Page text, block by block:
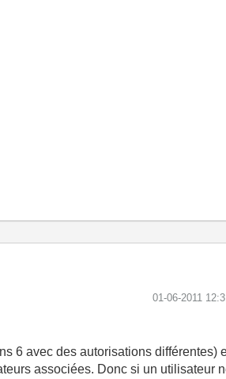
‎01-06-2011
6 avec des autorisations différentes)
associées. Donc si un utilisateur